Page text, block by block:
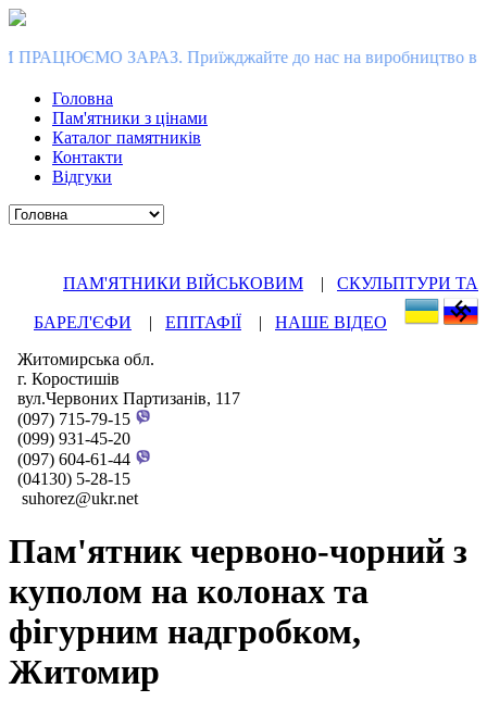
Приїжджайте до нас на виробництво в Коростишів,
Головна
Пам'ятники з цінами
Каталог памятників
Контакти
Відгуки
ПАМ'ЯТНИКИ ВІЙСЬКОВИМ | СКУЛЬПТУРИ ТА
БАРЕЛ'ЄФИ | ЕПІТАФІЇ | НАШЕ ВІДЕО
Житомирська обл.
г. Коростишів
вул.Червоних Партизанів, 117
(097) 715-79-15
(099) 931-45-20
(097) 604-61-44
(04130) 5-28-15
suhorez@ukr.net
Пам'ятник червоно-чорний з
куполом на колонах та
фігурним надгробком,
Житомир